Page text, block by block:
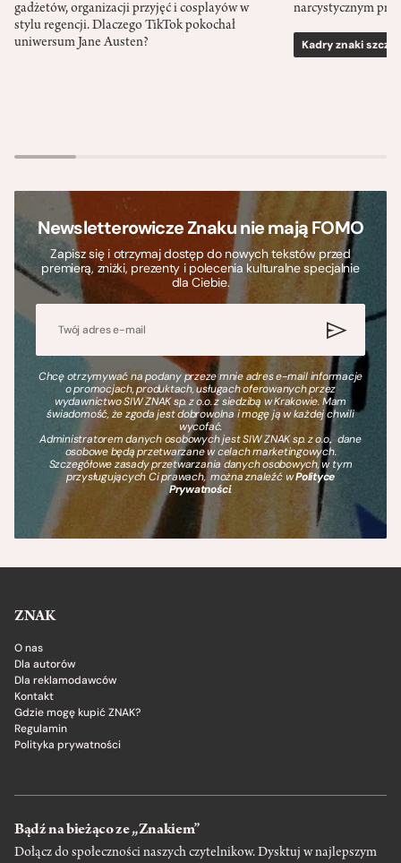
gadżetów, organizacji przyjęć i cosplayów w
stylu regencji. Dlaczego TikTok pokochał
uniwersum Jane Austen?
narcystycznym
Kadry znaki
Newsletterowicze Znaku nie mają FOMO
Zapisz się i otrzymaj dostęp do nowych tekstów przed
premierą, zniżki, prezenty i polecenia kulturalne specjalnie
dla Ciebie.
Chcę otrzymywać na podany przeze mnie adres e-mail informacje
o promocjach, produktach, usługach oferowanych przez
wydawnictwo SIW ZNAK sp. z o.o. z siedzibą w Krakowie. Mam
świadomość, że zgoda jest dobrowolna i mogę ją w każdej chwili
wycofać.
Administratorem danych osobowych jest SIW ZNAK sp. z o.o., dane
osobowe będą przetwarzane w celach marketingowych.
Szczegółowe zasady przetwarzania danych osobowych, w tym
przysługujących Ci prawach, można znaleźć wPolityce
Prywatności.
ZNAK
O nas
Dla autorów
Dla reklamodawców
Kontakt
Gdzie mogę kupić ZNAK?
Regulamin
Polityka prywatności
Bądź na bieżąco ze „Znakiem”
Dołącz do społeczności naszych czytelnikow. Dysktuj w najlepszym